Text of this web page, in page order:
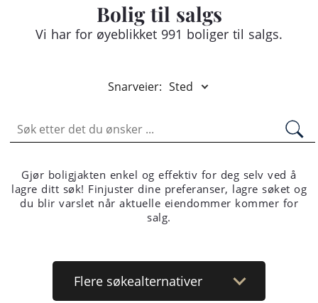
Bolig til salgs
Vi har for øyeblikket 991 boliger til salgs.
Snarveier: Sted
Gjør boligjakten enkel og effektiv for deg selv ved å
lagre ditt søk! Finjuster dine preferanser, lagre søket og
du blir varslet når aktuelle eiendommer kommer for
salg.
Flere søkealternativer